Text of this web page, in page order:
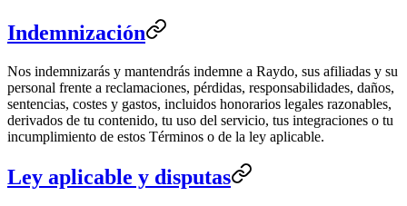
Indemnización
Nos indemnizarás y mantendrás indemne a Raydo, sus afiliadas y su
personal frente a reclamaciones, pérdidas, responsabilidades, daños,
sentencias, costes y gastos, incluidos honorarios legales razonables,
derivados de tu contenido, tu uso del servicio, tus integraciones o tu
incumplimiento de estos Términos o de la ley aplicable.
Ley aplicable y disputas